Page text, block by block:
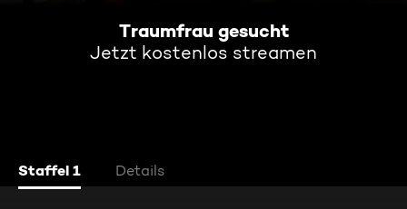
Traumfrau gesucht
Jetzt kostenlos streamen
Staffel 1 Details